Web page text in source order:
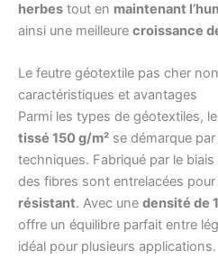
herbes tout en maintenant
ainsi une meilleure croissance
Le feutre géotextile pas cher
caractéristiques et avantages
Parmi les types de géotextiles, le
tissé 150 g/m² se démarque
techniques. Fabriqué par le biais
des fibres sont entrelacées
résistant. Avec une densité de
offre un équilibre parfait entre
idéal pour plusieurs applications.